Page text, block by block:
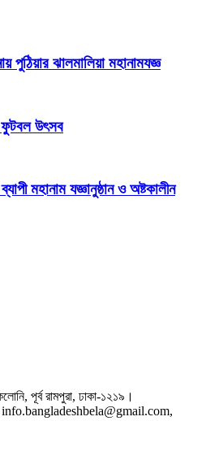
পুঠিয়ার ঝালমালিয়া মহানামযজ্ঞ
ফুটবল উৎসব
মহানাম যজ্ঞানুষ্ঠান ও অষ্টকালীন
পূর্ব রামপুরা, ঢাকা-১২১৯।